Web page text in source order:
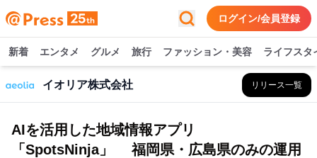
ログイン/会員登録
新着 エンタメ グルメ 旅行 ファッション・美容 ライフスタ
イオリア株式会社 リリース一覧
AIを活用した地域情報アプリ
「SpotsNinja」 福岡県・広島県のみの運用